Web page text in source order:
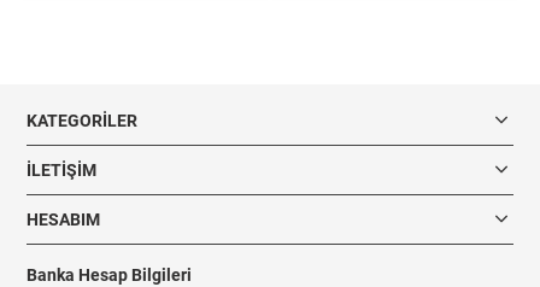
KATEGORILER
İLETIŞIM
HESABIM
Banka Hesap Bilgileri